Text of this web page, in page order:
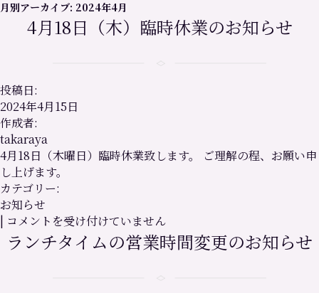
月別アーカイブ: 2024年4月
4月18日（木）臨時休業のお知らせ
投稿日:
2024年4月15日
作成者:
takaraya
4月18日（木曜日）臨時休業致します。 ご理解の程、お願い申
し上げます。
カテゴリー:
お知らせ
| 4
月
18
コメントを受け付けていません
ランチタイムの営業時間変更のお知らせ